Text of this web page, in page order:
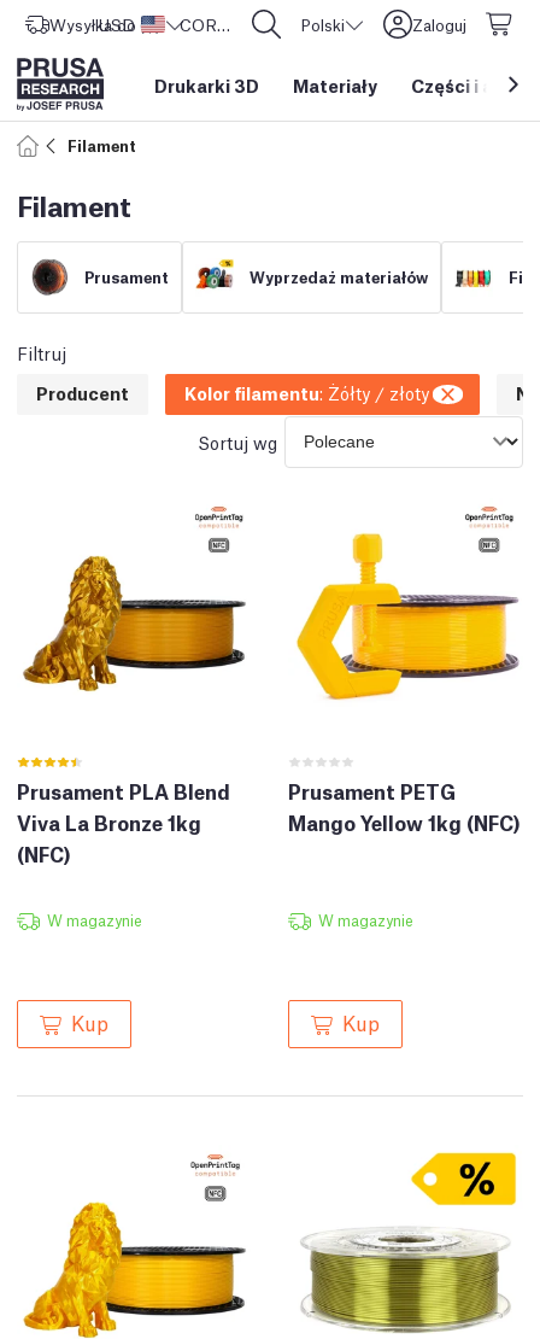
Wysyłka do Stany Zjednoczone
USD ($) CORE One L: Już w sprzedaży! Polski Zaloguj
Drukarki 3D Materiały Części i
Filament
Filament
Prusament Wyprzedaż materiałów
Filtruj
Producent
Kolor filamentu: Żółty / złoty
Sortuj wg
Prusament PLA Blend
Viva La Bronze 1kg
(NFC)
W magazynie
Kup
Prusament PETG
Mango Yellow 1kg (NFC)
W magazynie
Kup